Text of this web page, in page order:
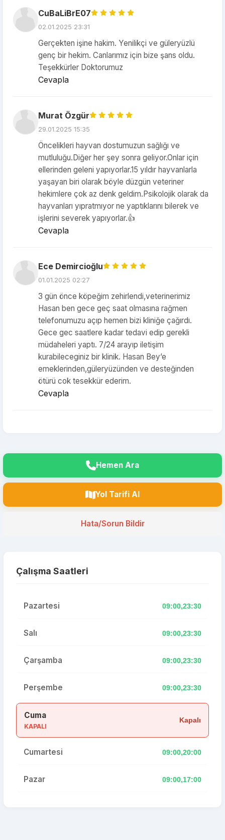
CuBaLiBrE07
02.01.2025 23:31
Gerçekten işine hakim. Yenilikçi ve güleryüzlü
genç bir hekim. Canlarımız için bize şans oldu.
Teşekkürler Doktorumuz
Cevapla
Murat Özgür
29.01.2025 15:35
Öncelikleri hayvan dostumuzun sağlığı ve
mutluluğu.Diğer her şey sonra geliyor.Onlar için
ellerinden geleni yapıyorlar.15 yıldır hayvanlarla
yaşayan biri olarak böyle düzgün veteriner
hekimlere çok az denk geldim.Psikolojik olarak da
hayvanları yıpratmıyor ne yaptıklarını bilerek ve
işlerini severek yapıyorlar.👍
Cevapla
Ece Demircioğlu
01.01.2025 02:27
3 gün önce köpeğim zehirlendi,veterinerimiz
Hasan ben gece geç saat olmasına rağmen
telefonumuzu açıp hemen bizi kliniğe çağırdı.
Gece gec saatlere kadar tedavi edip gerekli
müdaheleri yaptı. 7/24 arayıp iletişim
kurabileceginiz bir klinik. Hasan Bey’e
emeklerinden,güleryüzünden ve desteğinden
ötürü cok tesekkür ederim.
Cevapla
Hemen Ara
Yol Tarifi Al
Hata/Sorun Bildir
Çalışma Saatleri
Pazartesi 09:00,23:30
Salı 09:00,23:30
Çarşamba 09:00,23:30
Perşembe 09:00,23:30
Cuma
KAPALI
Kapalı
Cumartesi 09:00,20:00
Pazar 09:00,17:00